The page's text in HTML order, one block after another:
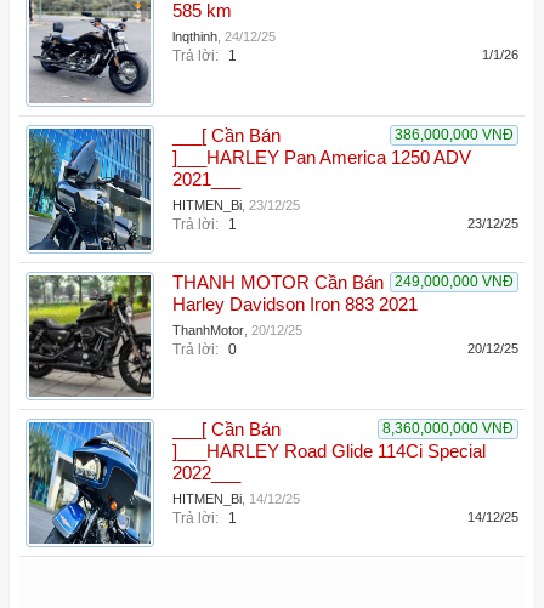
585 km
lnqthinh 24/12/25
Trả lời: 1 1/1/26
386,000,000 VNĐ
___[ Cần Bán
]___HARLEY Pan America 1250 ADV
2021___
HITMEN_Bi 23/12/25
Trả lời: 1 23/12/25
249,000,000 VNĐ
THANH MOTOR Cần Bán
Harley Davidson Iron 883 2021
ThanhMotor 20/12/25
Trả lời: 0 20/12/25
8,360,000,000 VNĐ
___[ Cần Bán
]___HARLEY Road Glide 114Ci Special
2022___
HITMEN_Bi 14/12/25
Trả lời: 1 14/12/25